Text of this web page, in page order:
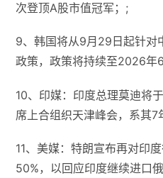
次登顶A股市值冠军；;
9、韩国将从9月29日起针对
政策，政策将持续至2026年
10、印媒：印度总理莫迪将
席上合组织天津峰会，系其7
11、美媒：特朗宣布再对印
50%，以回应印度继续进口